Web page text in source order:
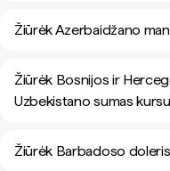
Žiūrėk Azerbaidžano
Žiūrėk Bosnijos ir
Uzbekistano sumas
Žiūrėk Barbadoso